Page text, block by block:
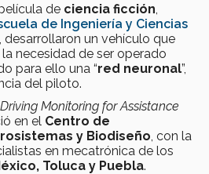
de ciencia ficción
de Ingeniería y Ciencias
, desarrollaron un vehículo que
necesidad de ser operado
para ello una “red neuronal”,
del piloto.
Monitoring for Assistance
en el Centro de
y Biodiseño , con la
en mecatrónica de los
Toluca y Puebla.